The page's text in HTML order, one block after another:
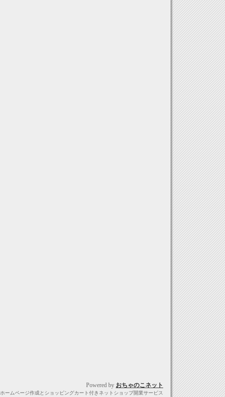
Powered by おちゃのこネット
ホームページ作成とショッピングカート付きネットショップ開業サービス